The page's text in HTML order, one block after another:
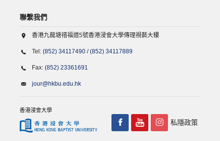
聯繫我們
香港九龍塘禧福道5號香港浸會大學傳理視藝大樓
Tel: (852) 34117490 /(852) 34117889
Fax: (852) 23361691
jour@hkbu.edu.hk
香港浸會大學
私隱政策